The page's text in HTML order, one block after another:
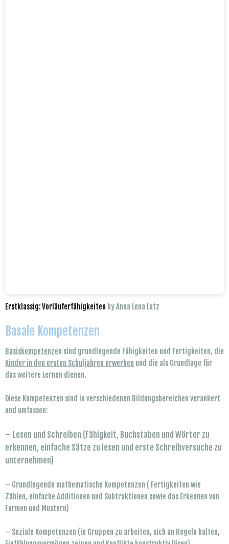
Erstklassig: Vorläuferfähigkeiten by Anna Lena Lutz
Basale Kompetenzen
Basiskompetenzen sind grundlegende Fähigkeiten und Fertigkeiten, die
Kinder in den ersten Schuljahren erwerben und die als Grundlage für
das weitere Lernen dienen.
Diese Kompetenzen sind in verschiedenen Bildungsbereichen verankert
und umfassen:
– Lesen und Schreiben (Fähigkeit, Buchstaben und Wörter zu
erkennen, einfache Sätze zu lesen und erste Schreibversuche zu
unternehmen)
– Grundlegende mathematische Kompetenzen ( Fertigkeiten wie
Zählen, einfache Additionen und Subtraktionen sowie das Erkennen von
Formen und Mustern)
– Soziale Kompetenzen (in Gruppen zu arbeiten, sich an Regeln halten,